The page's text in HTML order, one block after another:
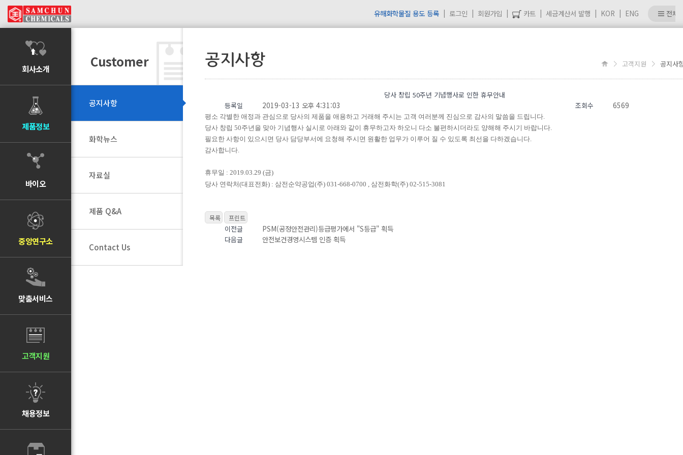
유해화학물질 용도 등록 로그인 회원가입 카트 세금계산서 발행 KOR ENG 전체
회사소개
제품정보
바이오
중앙연구소
맞춤서비스
고객지원
채용정보
Customer
공지사항
화학뉴스
자료실
제품 Q&A
Contact Us
공지사항 고객지원 공지사
당사 창립 50주년 기념행사로 인한 휴무안내
등록일
2019-03-13 오후 4:31:03 조회수 6569
평소 각별한 애정과 관심으로 당사의 제품을 애용하고 거래해 주시는 고객 여러분께 진심으로 감사의 말씀을 드립니다.
당사 창립 50주년을 맞아 기념행사 실시로 아래와 같이 휴무하고자 하오니 다소 불편하시더라도 양해해 주시기 바랍니다.
필요한 사항이 있으시면 당사 담당부서에 요청해 주시면 원활한 업무가 이루어 질 수 있도록 최선을 다하겠습니다.
감사합니다.
​휴무일 : 2019.03.29 (금)
당사 연락처(대표전화) : 삼전순약공업(주) 031-668-0700 , 삼전화학(주) 02-515-3081
이전글 PSM(공정안전관리)등급평가에서 "S등급" 획득
다음글 안전보건경영시스템 인증 획득